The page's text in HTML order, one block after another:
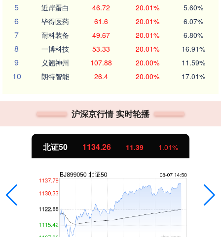
5 近岸蛋白 46.72 20.01% 5.60%
6 毕得医药 61.6 20.01% 6.07%
7 耐科装备 49.67 20.01% 6.80%
8 一博科技 53.33 20.01% 16.91%
9 义翘神州 107.88 20.00% 11.59%
10 朗特智能 26.4 20.00% 17.01%
沪深京行情 实时轮播
北证50 1134.15 11.28 1.00%